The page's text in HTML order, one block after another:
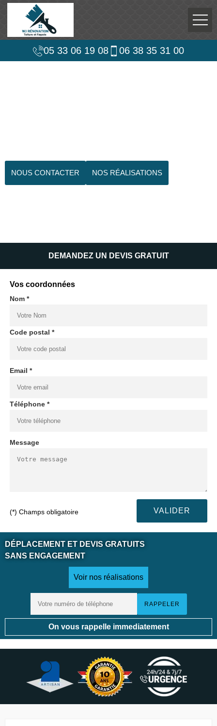
05 33 06 19 08 06 38 35 31 00
NOUS CONTACTER NOS RÉALISATIONS
DEMANDEZ UN DEVIS GRATUIT
Vos coordonnées
Nom *
Code postal *
Email *
Téléphone *
Message
(*) Champs obligatoire
DÉPLACEMENT ET DEVIS GRATUITS
SANS ENGAGEMENT
Voir nos réalisations
On vous rappelle immediatement